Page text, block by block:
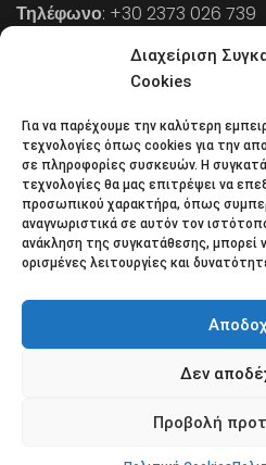
Διαχείριση
Cookies
Για να παρέχουμε την καλύτερη
τεχνολογίες όπως cookies για την
σε πληροφορίες συσκευών. Η
τεχνολογίες θα μας επιτρέψει να
προσωπικού χαρακτήρα, όπως
αναγνωριστικά σε αυτόν τον
ανάκληση της συγκατάθεσης, μπορεί
ορισμένες λειτουργίες και
Δεν
Προβολή
Τηλέφωνο: +30 2373 026 739
: +30 2373 026 739
: info@cpaa.gr
NEWSLETTER
Κάντε εγγραφή στο ηλεκτρονικό
στο επίκεντρο της οικονομικής
Πολιτική